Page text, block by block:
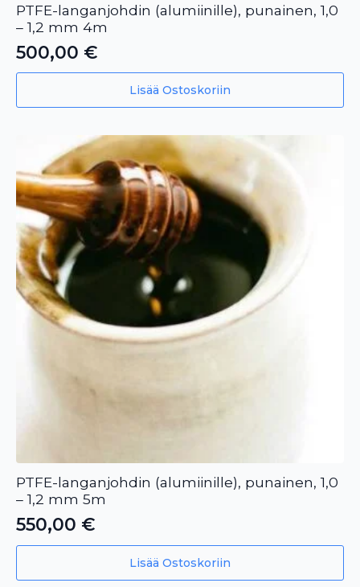
PTFE-langanjohdin (alumiinille), punainen, 1,0
– 1,2 mm 4m
500,00 €
Lisää Ostoskoriin
PTFE-langanjohdin (alumiinille), punainen, 1,0
– 1,2 mm 5m
550,00 €
Lisää Ostoskoriin